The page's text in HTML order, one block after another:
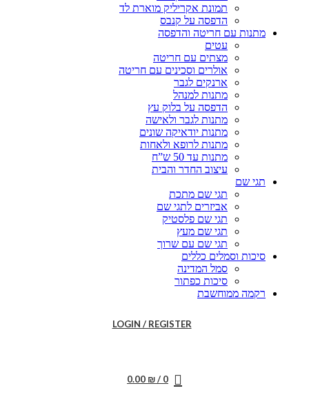
תמונת אקריליק מוארת לד
הדפסה על קנבס
מתנות עם חריטה והדפסה
עטים
מצתים עם חריטה
אולרים וסכינים עם חריטה
ארנקים לגבר
מתנות למנהל
הדפסה על בלוק עץ
מתנות לגבר ולאישה
מתנות יודאיקה שונים
מתנות לרופא ולאחות
מתנות עד 50 ש”ח
עיצוב החדר והבית
תגי שם
תגי שם מתכת
אביזרים לתגי שם
תגי שם פלסטיק
תגי שם מעץ
תגי שם עם שרוך
סיכות וסמלים כללים
סמל המדינה
סיכות כפתור
רקמה ממוחשבת
LOGIN / REGISTER
0
/
0.00 ₪